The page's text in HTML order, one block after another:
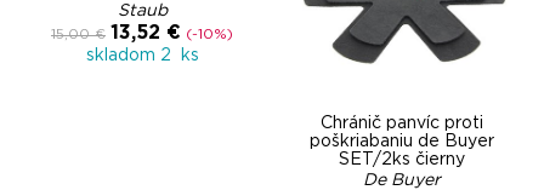
Staub
15,00 € 13,52 € (-10%)
skladom 2 ks
Chránič panvíc proti
poškriabaniu de Buyer
SET/2ks čierny
De Buyer